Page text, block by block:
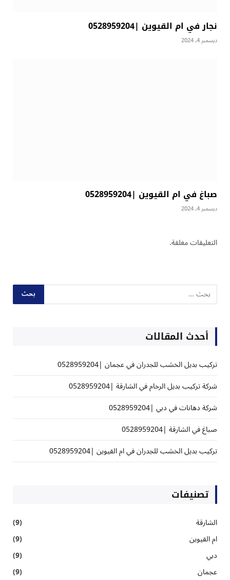
نجار في ام القيوين |0528959204
ديسمبر 4, 2024
صباغ في ام القيوين |0528959204
ديسمبر 4, 2024
التعليقات مغلقة.
أحدث المقالات
تركيب بديل الخشب للجدران في عجمان |0528959204
شركة تركيب بديل الرخام في الشارقة |0528959204
شركة دهانات في دبي |0528959204
صباغ في الشارقة |0528959204
تركيب بديل الخشب للجدران في ام القيوين |0528959204
تصنيفات
الشارقة
(9)
ام القيوين
(9)
دبي
(9)
عجمان
(9)